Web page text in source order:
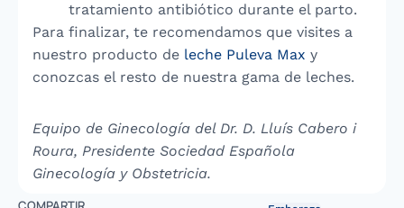
tratamiento antibiótico durante el parto.
Para finalizar, te recomendamos que visites a
nuestro producto de leche Puleva Max y
conozcas el resto de nuestra gama de leches.
Equipo de Ginecología del Dr. D. Lluís Cabero i
Roura, Presidente Sociedad Española
Ginecología y Obstetricia.